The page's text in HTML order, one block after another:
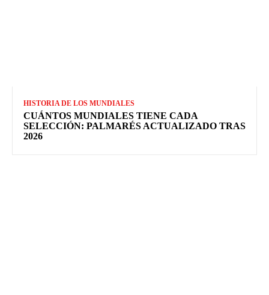
HISTORIA DE LOS MUNDIALES
CUÁNTOS MUNDIALES TIENE CADA
SELECCIÓN: PALMARÉS ACTUALIZADO TRAS
2026